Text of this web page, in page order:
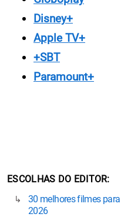
Disney+
Apple TV+
+SBT
Paramount+
ESCOLHAS DO EDITOR
30 melhores filmes
2026